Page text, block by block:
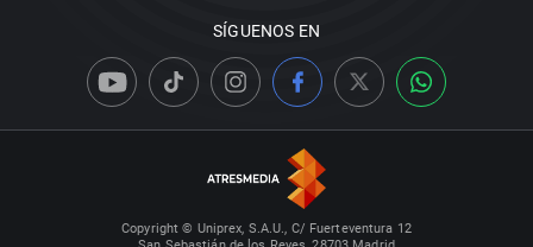
SÍGUENOS EN
Copyright © Uniprex, S.A.U., C/ Fuerteventura 12